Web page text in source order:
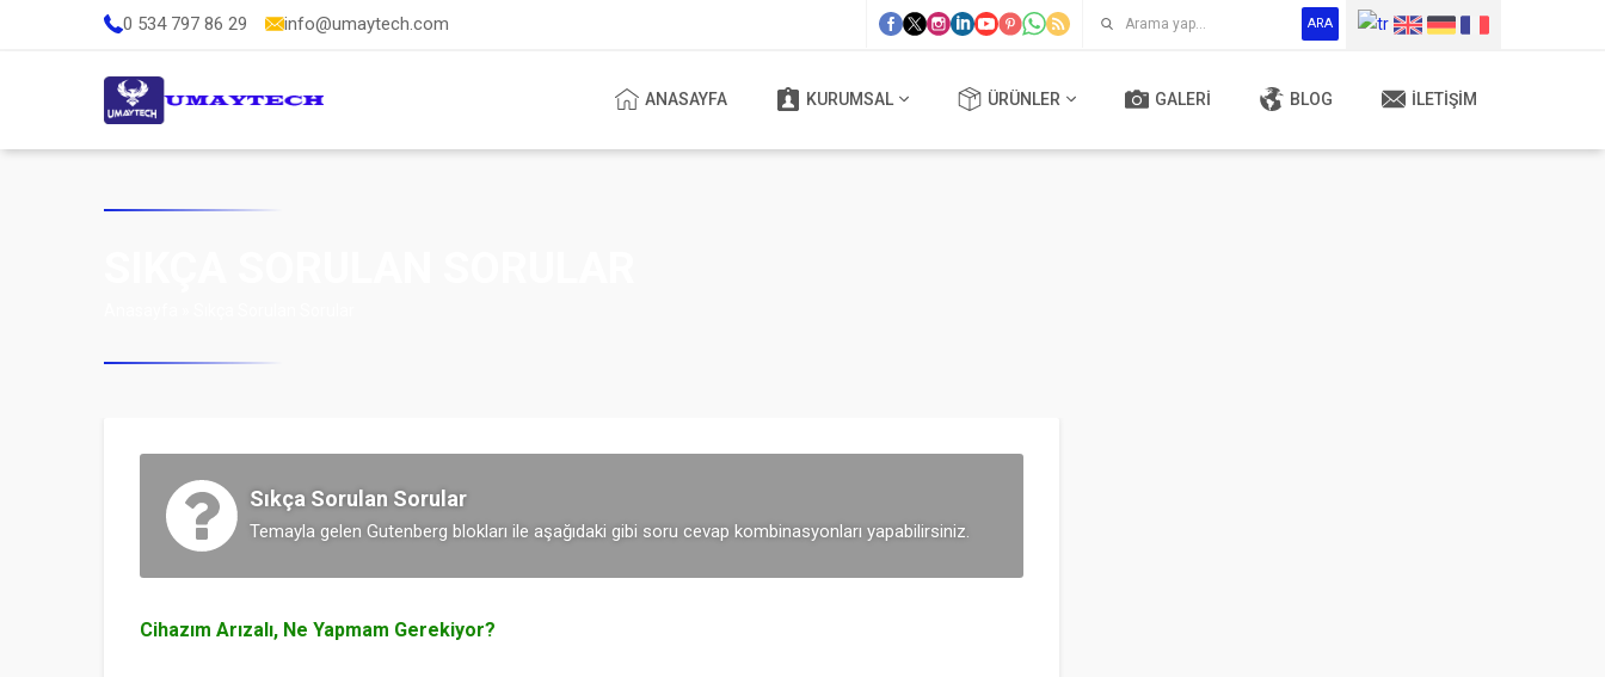
0 534 797 86 29 info@umaytech.com ARA
ANASAYFA KURUMSAL ÜRÜNLER GALERI BLOG İLETIŞIM
Sıkça Sorulan Sorular
Temayla gelen Gutenberg blokları ile aşağıdaki gibi soru cevap kombinasyonları yapabilirsiniz.
Cihazım Arızalı, Ne Yapmam Gerekiyor?